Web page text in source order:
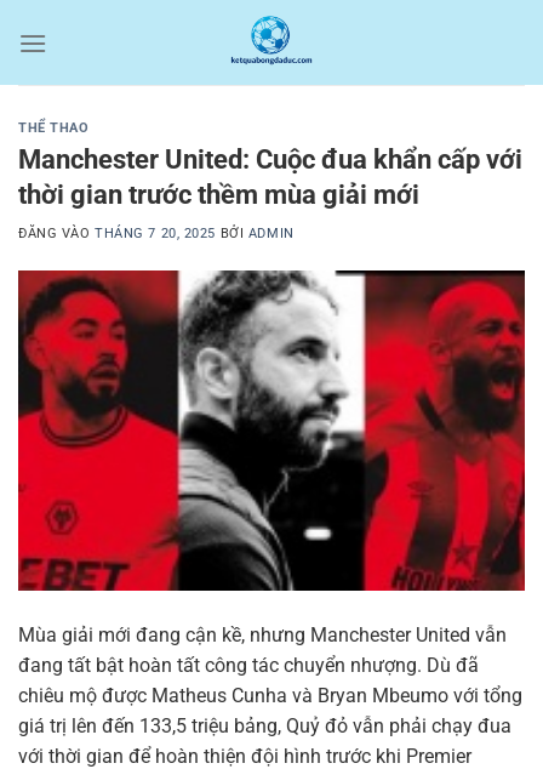
qua
THỂ THAO
Manchester United: Cuộc đua khẩn cấp với
thời gian trước thềm mùa giải mới
ĐĂNG VÀOTHÁNG 7 20, 2025 BỞI ADMIN
Mùa giải mới đang cận kề, nhưng Manchester United vẫn
đang tất bật hoàn tất công tác chuyển nhượng. Dù đã
chiêu mộ được Matheus Cunha và Bryan Mbeumo với tổng
giá trị lên đến 133,5 triệu bảng, Quỷ đỏ vẫn phải chạy đua
với thời gian để hoàn thiện đội hình trước khi Premier